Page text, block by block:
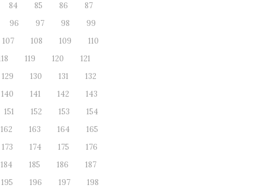
84
85 86
87
96
97 98
99
107
108 109
110
119 120
121
129
130 131
132
140
141 142
143
151
152 153
154
162
163 164
165
173
174 175
176
184
185 186
187
195
196 197 198